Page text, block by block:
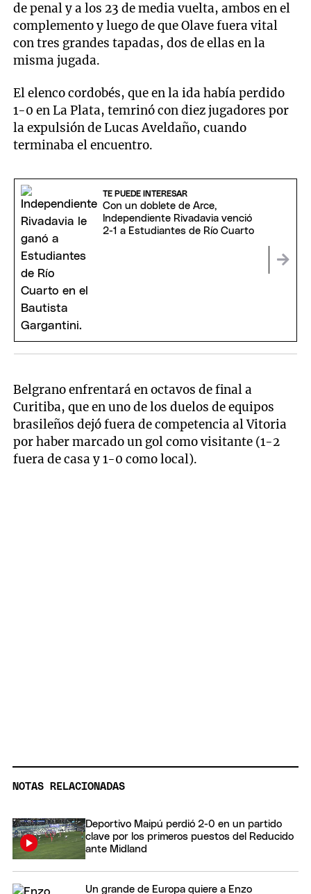
de penal y a los 23 de media vuelta, ambos en el
complemento y luego de que Olave fuera vital
con tres grandes tapadas, dos de ellas en la
misma jugada.
El elenco cordobés, que en la ida había perdido
1-0 en La Plata, temrinó con diez jugadores por
la expulsión de Lucas Aveldaño, cuando
terminaba el encuentro.
TE PUEDE INTERESAR
Con un doblete de Arce,
Independiente Rivadavia venció
2-1 a Estudiantes de Río Cuarto
Belgrano enfrentará en octavos de final a
Curitiba, que en uno de los duelos de equipos
brasileños dejó fuera de competencia al Vitoria
por haber marcado un gol como visitante (1-2
fuera de casa y 1-0 como local).
NOTAS RELACIONADAS
Deportivo Maipú perdió 2-0 en un partido
clave por los primeros puestos del Reducido
ante Midland
Un grande de Europa quiere a Enzo